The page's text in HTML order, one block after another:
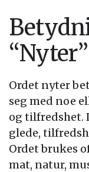
“Nyter”
Ordet nyter
seg med noe
og tilfredshet.
glede,
Ordet brukes
mat, natur,